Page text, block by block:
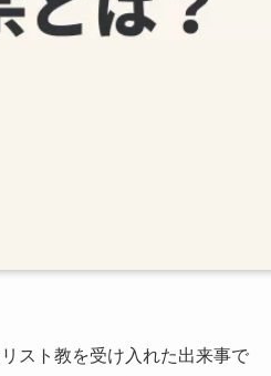
スト教を受け入れた出来事で